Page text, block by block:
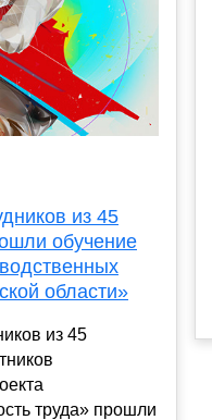
из 45
обучение
области»
из 45
труда» прошли